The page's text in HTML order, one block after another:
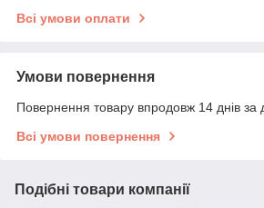
Всі умови оплати
Умови повернення
Повернення товару впродовж 14 днів за
Всі умови повернення
Подібні товари компанії